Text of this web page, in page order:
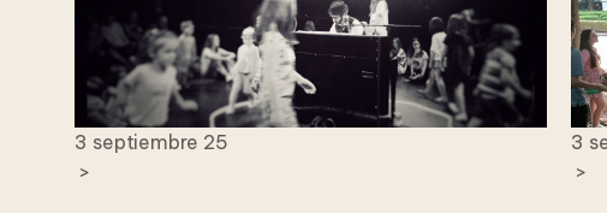
3 septiembre 25
>
3
>